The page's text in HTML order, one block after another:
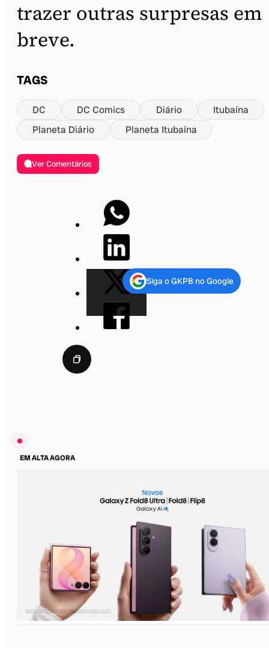
trazer outras surpresas em
breve.
TAGS
DC DC Comics Diário
Itubaína
Planeta Diário
Planeta Itubaína
Ver Comentários
Siga o GKPB no Google
EM ALTA AGORA